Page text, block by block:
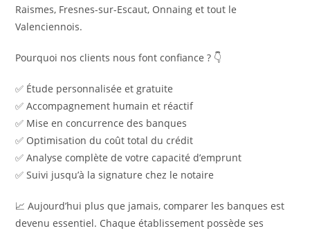
Raismes, Fresnes-sur-Escaut, Onnaing et tout le
Valenciennois.
Pourquoi nos clients nous font confiance ? 👇
✅ Étude personnalisée et gratuite
✅ Accompagnement humain et réactif
✅ Mise en concurrence des banques
✅ Optimisation du coût total du crédit
✅ Analyse complète de votre capacité d’emprunt
✅ Suivi jusqu’à la signature chez le notaire
📈 Aujourd’hui plus que jamais, comparer les banques est
devenu essentiel. Chaque établissement possède ses